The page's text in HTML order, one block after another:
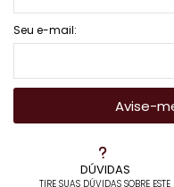
DÚVIDAS
TIRE SUAS DÚVIDAS SOBRE ESTE
Seu e-mail:
Avise-